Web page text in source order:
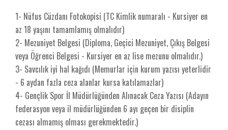
1- Nüfus Cüzdanı Fotokopisi (TC Kimlik numaralı - Kursiyer en
az 18 yaşını tamamlamış olmalıdır)
2- Mezuniyet Belgesi (Diploma, Geçici Mezuniyet, Çıkış Belgesi
veya Öğrenci Belgesi - Kursiyer en az lise mezunu olmalıdır.)
3- Savcılık iyi hal kağıdı (Memurlar için kurum yazısı yeterlidir
- 6 aydan fazla ceza alanlar kursa katılamazlar)
4- Gençlik Spor İl Müdürlüğünden Alınacak Ceza Yazısı (Adayın
federasyon veya il müdürlüğünden 6 ayı geçen bir disiplin
cezası almamış olması gerekmektedir.)